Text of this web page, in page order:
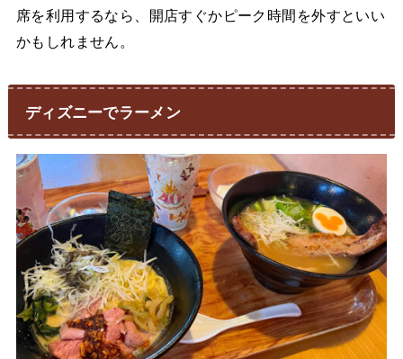
席を利用するなら、開店すぐかピーク時間を外すといい
かもしれません。
ディズニーでラーメン